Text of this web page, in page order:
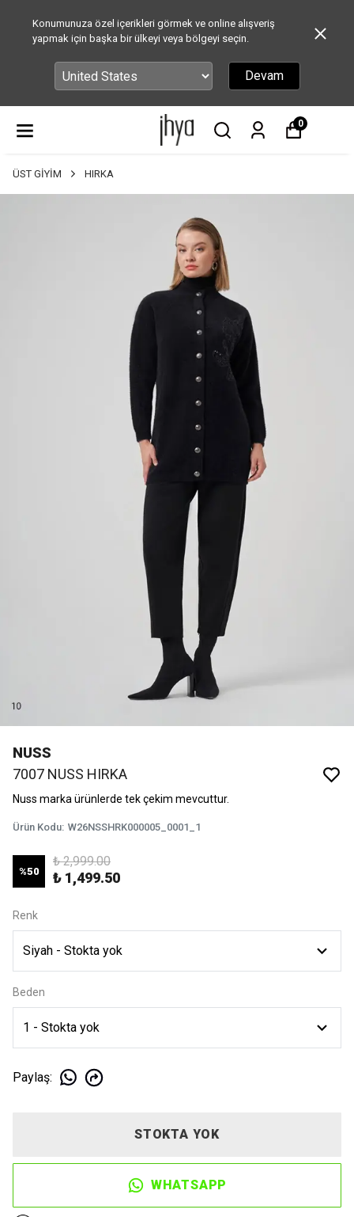
Konumunuza özel içerikleri görmek ve online alışveriş
yapmak için başka bir ülkeyi veya bölgeyi seçin.
Devam
0
ÜST GİYİM HIRKA
NUSS
7007 NUSS HIRKA
Nuss marka ürünlerde tek çekim mevcuttur.
Ürün Kodu: W26NSSHRK000005_0001_1
%50
₺ 2,999.00
₺ 1,499.50
Renk
Beden
Paylaş:
STOKTA YOK
WHATSAPP